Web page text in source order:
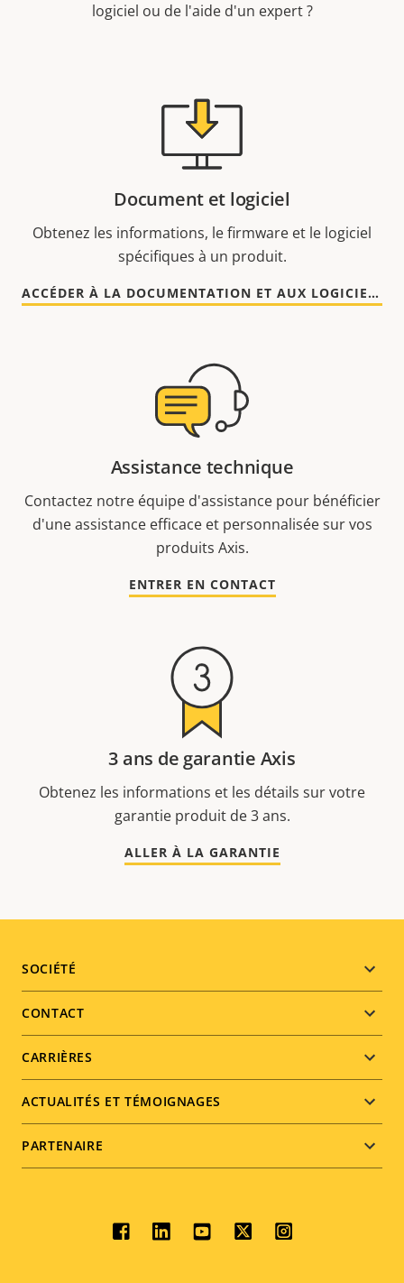
logiciel ou de l'aide d'un expert ?
Document et logiciel
Obtenez les informations, le firmware et le logiciel
spécifiques à un produit.
ACCÉDER À LA DOCUMENTATION ET AUX LOGICIELS
Assistance technique
Contactez notre équipe d'assistance pour bénéficier
d'une assistance efficace et personnalisée sur vos
produits Axis.
ENTRER EN CONTACT
3 ans de garantie Axis
Obtenez les informations et les détails sur votre
garantie produit de 3 ans.
ALLER À LA GARANTIE
Footer
menu
SOCIÉTÉ
CONTACT
CARRIÈRES
ACTUALITÉS ET TÉMOIGNAGES
PARTENAIRE
Social